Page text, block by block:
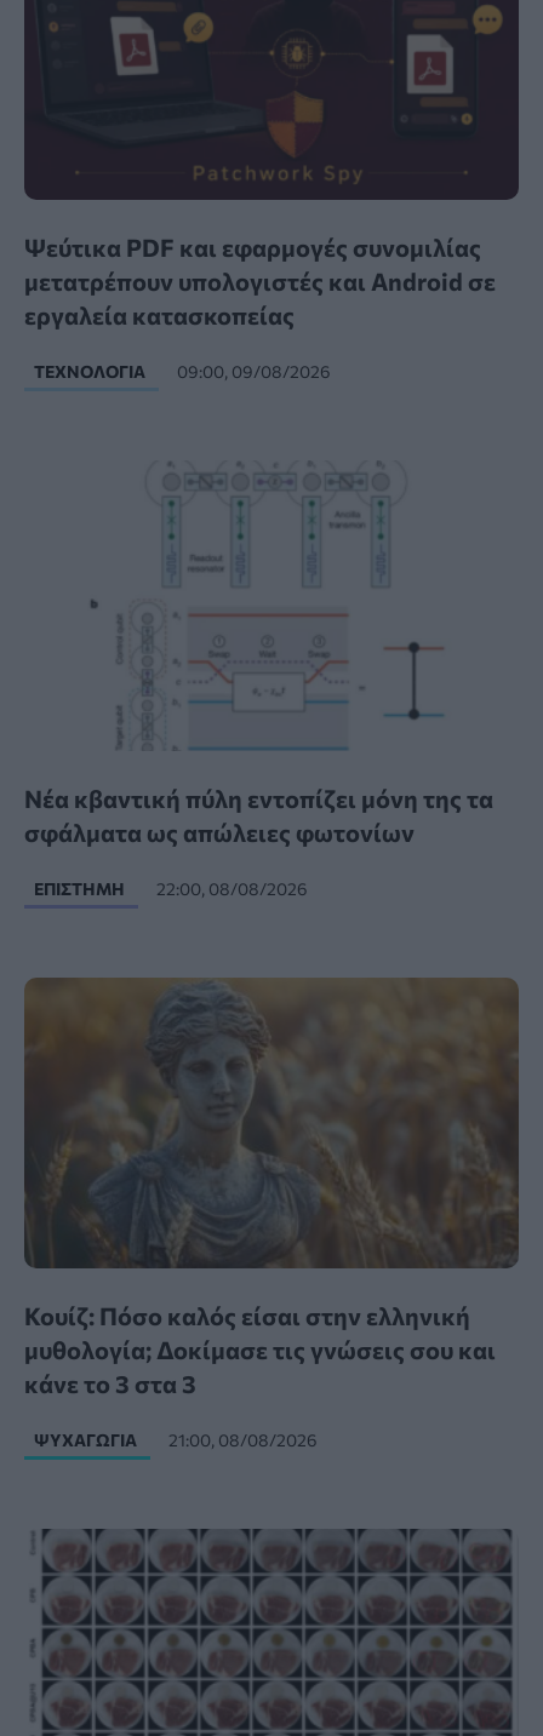
Ψεύτικα PDF και εφαρμογές συνομιλίας
μετατρέπουν υπολογιστές και Android σε
εργαλεία κατασκοπείας
ΤΕΧΝΟΛΟΓΊΑ 09:00, 09/08/2026
Νέα κβαντική πύλη εντοπίζει μόνη της τα
σφάλματα ως απώλειες φωτονίων
ΕΠΙΣΤΉΜΗ 22:00, 08/08/2026
Κουίζ: Πόσο καλός είσαι στην ελληνική
μυθολογία; Δοκίμασε τις γνώσεις σου και
κάνε το 3 στα 3
ΨΥΧΑΓΩΓΊΑ 21:00, 08/08/2026